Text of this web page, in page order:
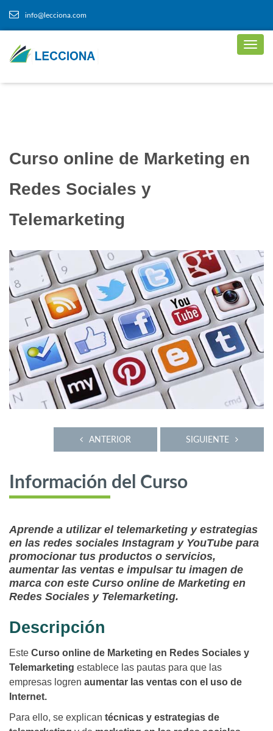
info@lecciona.com
Curso online de Marketing en
Redes Sociales y
Telemarketing
SIGUIENTE
ANTERIOR
Información del Curso
Aprende a utilizar el telemarketing y estrategias
en las redes sociales Instagram y YouTube para
promocionar tus productos o servicios,
aumentar las ventas e impulsar tu imagen de
marca con este Curso online de Marketing en
Redes Sociales y Telemarketing.
Descripción
Este Curso online de Marketing en Redes Sociales y
Telemarketing establece las pautas para que las
empresas logren aumentar las ventas con el uso de
Internet.
Para ello, se explican técnicas y estrategias de